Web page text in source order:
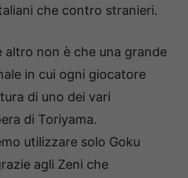
che contro stranieri.
altro non è che una grande
in cui ogni giocatore
di uno dei vari
di Toriyama.
utilizzare solo Goku
agli Zeni che